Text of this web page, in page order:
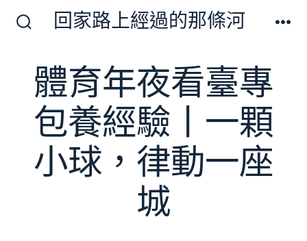
切
換
開
回家路上經過的那條河
體育年夜看臺專
包養經驗丨一顆
小球，律動一座
城